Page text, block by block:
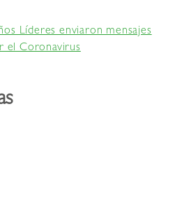
Líderes enviaron mensajes
el Coronavirus